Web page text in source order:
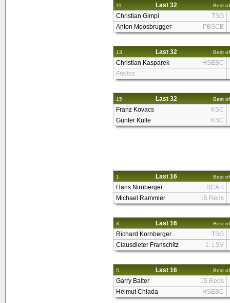
11 Last 32 Best
Christian Gimpl
TSG
Anton Moosbrugger
PBSCE
13 Last 32 Best
Christian Kasparek
HSEBC
Freilos
15 Last 32 Best
Franz Kovacs
KSC
Gunter Kulle
KSC
1 Last 16 Best
Hans Nirnberger
SCAH
Michael Rammler
15 Reds
3 Last 16 Best
Richard Kornberger
TSG
Clausdieter Franschitz
1. LSV
5 Last 16 Best
Garry Balter
15 Reds
Helmut Chlada
HSEBC